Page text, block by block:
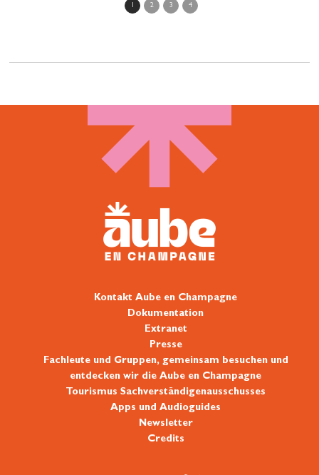
mit einer Vielzahl von Aktivitäten und
2 3 4
Kontakt Aube en Champagne
Dokumentation
Extranet
Presse
Fachleute und Gruppen, gemeinsam besuchen und
entdecken wir die Aube en Champagne
Tourismus Sachverständigenausschusses
Apps und Audioguides
Newsletter
Credits